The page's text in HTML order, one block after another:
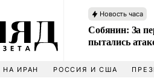
Новость часа
Собянин: За
пытались
НА ИРАН РОССИЯ И США